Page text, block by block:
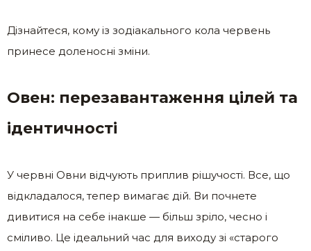
Дізнайтеся, кому із зодіакального кола червень
принесе доленосні зміни.
Овен: перезавантаження цілей та
ідентичності
У червні Овни відчують приплив рішучості. Все, що
відкладалося, тепер вимагає дій. Ви почнете
дивитися на себе інакше — більш зріло, чесно і
сміливо. Це ідеальний час для виходу зі «старого